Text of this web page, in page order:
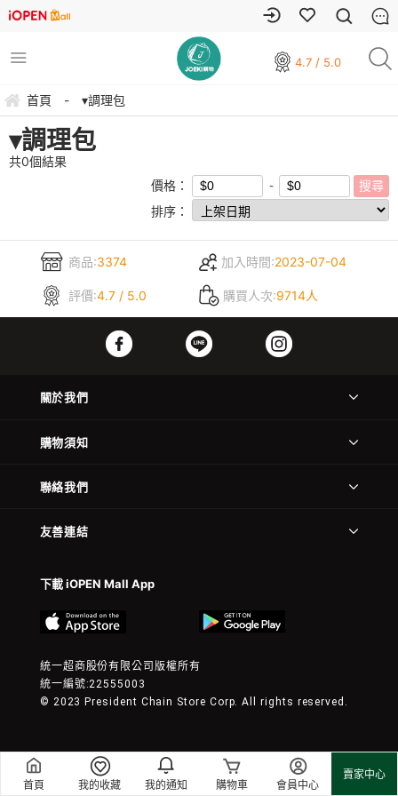
首頁 我的收藏 我的通知 購物車 會員中心
賣家中心
4.7 / 5.0
首頁 - ▾調理包
▾調理包
共0個結果
價格：
排序：
商品:3374 加入時間:2023-07-04
評價:4.7 / 5.0 購買人次:9714人
關於我們
購物須知
聯絡我們
友善連結
下載 iOPEN Mall App
統一超商股份有限公司版權所有
統一編號:22555003
© 2023 President Chain Store Corp. All rights reserved.